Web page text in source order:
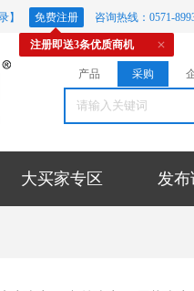
】 免费注册 咨询热线：0571-
注册即送3条优质商机
产品 采购
大买家专区 发布